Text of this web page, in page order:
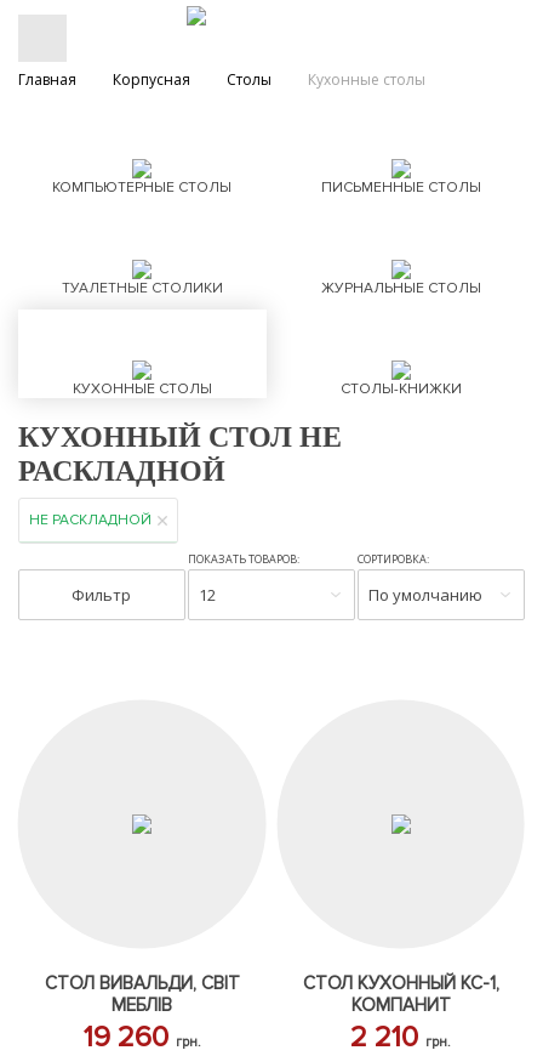
Главная Корпусная Столы Кухонные столы
КОМПЬЮТЕРНЫЕ СТОЛЫ ПИСЬМЕННЫЕ СТОЛЫ
ТУАЛЕТНЫЕ СТОЛИКИ ЖУРНАЛЬНЫЕ СТОЛЫ
КУХОННЫЕ СТОЛЫ СТОЛЫ-КНИЖКИ
КУХОННЫЙ СТОЛ НЕ
РАСКЛАДНОЙ
НЕ РАСКЛАДНОЙ
Фильтр
ПОКАЗАТЬ ТОВАРОВ:
12
СОРТИРОВКА:
По умолчанию
СТОЛ ВИВАЛЬДИ, СВІТ
МЕБЛІВ
19 260 грн.
СТОЛ КУХОННЫЙ КС-1,
КОМПАНИТ
2 210 грн.